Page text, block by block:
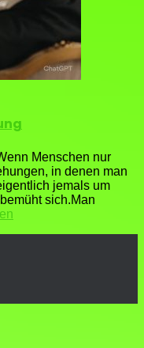
Menschen nur
in denen man
jemals um
sich.Man